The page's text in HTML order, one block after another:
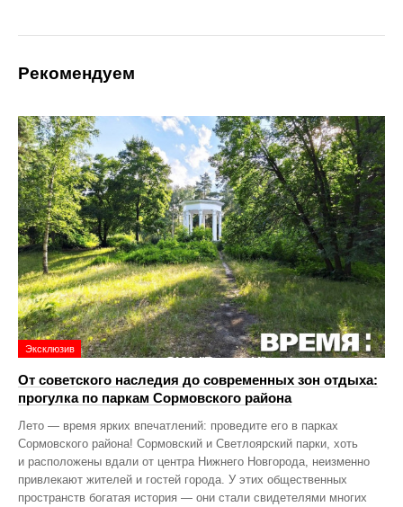
Рекомендуем
Эксклюзив
От советского наследия до современных зон отдыха:
прогулка по паркам Сормовского района
Лето — время ярких впечатлений: проведите его в парках
Сормовского района! Сормовский и Светлоярский парки, хоть
и расположены вдали от центра Нижнего Новгорода, неизменно
привлекают жителей и гостей города. У этих общественных
пространств богатая история — они стали свидетелями многих